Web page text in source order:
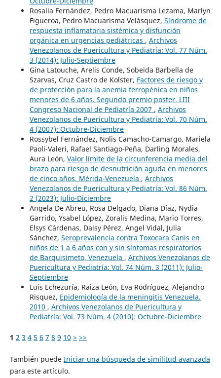
Rosalia Fernández, Pedro Macuarisma Lezama, Marlyn
Figueroa, Pedro Macuarisma Velásquez, Síndrome de
respuesta inflamatoria sistémica y disfunción
orgánica en urgencias pediátricas , Archivos
Venezolanos de Puericultura y Pediatría: Vol. 77 Núm.
3 (2014): Julio-Septiembre
Gina Latouche, Arelis Conde, Sobeida Barbella de
Szarvas, Cruz Castro de Kolster, Factores de riesgo y
de protección para la anemia ferropénica en niños
menores de 6 años. Segundo premio poster. LIII
Congreso Nacional de Pediatría 2007 , Archivos
Venezolanos de Puericultura y Pediatría: Vol. 70 Núm.
4 (2007): Octubre-Diciembre
Rossybel Fernández, Nolis Camacho-Camargo, Mariela
Paoli-Valeri, Rafael Santiago-Peña, Darling Morales,
Aura León, Valor límite de la circunferencia media del
brazo para riesgo de desnutrición aguda en menores
de cinco años. Mérida-Venezuela , Archivos
Venezolanos de Puericultura y Pediatría: Vol. 86 Núm.
2 (2023): Julio-Diciembre
Angela De Abreu, Rosa Delgado, Diana Díaz, Nydia
Garrido, Ysabel López, Zoralis Medina, Mario Torres,
Elsys Cárdenas, Daisy Pérez, Angel Vidal, Julia
Sánchez, Seroprevalencia contra Toxocara Canis en
niños de 1 a 6 años con y sin síntomas respiratorios
de Barquisimeto, Venezuela , Archivos Venezolanos de
Puericultura y Pediatría: Vol. 74 Núm. 3 (2011): Julio-
Septiembre
Luis Echezuría, Raiza León, Eva Rodríguez, Alejandro
Risquez, Epidemiología de la meningitis Venezuela.
2010 , Archivos Venezolanos de Puericultura y
Pediatría: Vol. 73 Núm. 4 (2010): Octubre-Diciembre
1 2 3 4 5 6 7 8 9 10 > >>
También puede Iniciar una búsqueda de similitud avanzada
para este artículo.